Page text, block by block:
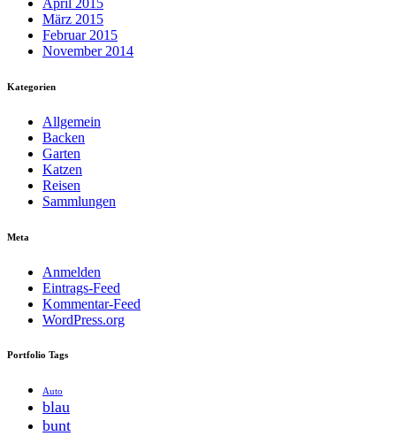
März 2015
Februar 2015
November 2014
Kategorien
Allgemein
Backen
Garten
Katzen
Reisen
Sammlungen
Meta
Anmelden
Eintrags-Feed
Kommentar-Feed
WordPress.org
Portfolio Tags
Auto
blau
bunt